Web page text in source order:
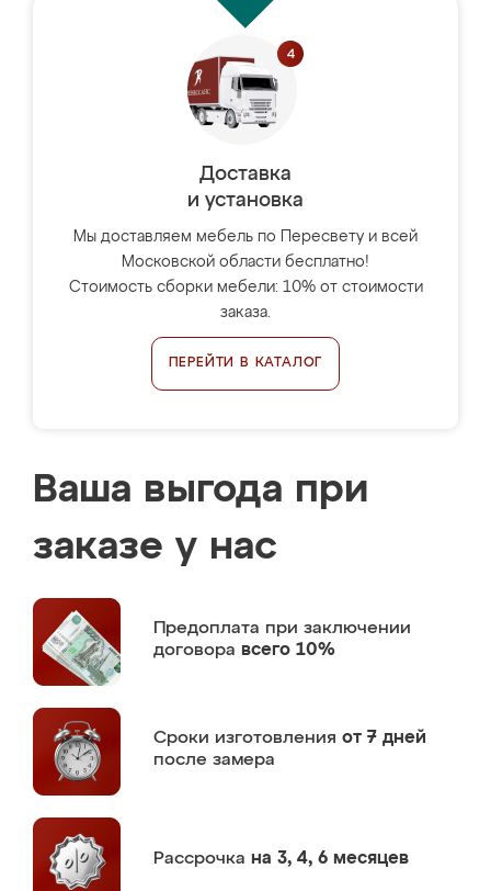
Доставка
и установка
Мы доставляем мебель по Пересвету и всей
Московской области бесплатно!
Стоимость сборки мебели: 10% от стоимости
заказа.
ПЕРЕЙТИ В КАТАЛОГ
Ваша выгода при
заказе у нас
Предоплата при заключении
договора всего 10%
Сроки изготовления от 7 дней
после замера
Рассрочка на 3, 4, 6 месяцев